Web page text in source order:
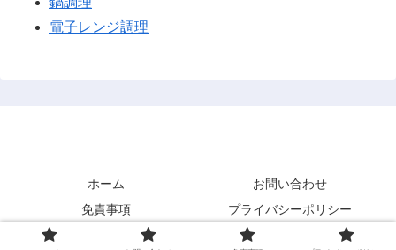
電子レンジ調理
ホーム
お問い合わせ
免責事項
プライバシーポリシー
© 2021 あまきズム.